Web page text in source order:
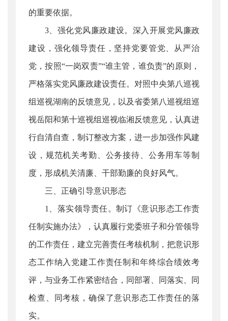
的重要依据。
3、强化党风廉政建设。深入开展党风廉政
建设，强化领导责任，坚持党要管党、从严治
党，按照“一岗双责”“谁主管，谁负责”的原则，
严格落实党风廉政建设责任。对照中央第八巡视
组巡视湖南的反馈意见，以及省委第八巡视组巡
视岳阳和第十巡视组巡视临湘反馈意见，认真进
行自清自查，制订整改方案，进一步加强作风建
设，规范机关考勤、公务接待、公务用车等制
度，形成机关清廉、干部勤廉的良好风气。
三、正确引导意识形态
1、落实领导责任。制订《意识形态工作责
任制实施办法》，认真履行党委班子和分管领导
的工作责任，建立完善责任考核机制，把意识形
态工作纳入党建工作责任制和年终综合绩效考
评，与业务工作紧密结合，同部署、同落实、同
检查、同考核，确保了意识形态工作责任的落
实。